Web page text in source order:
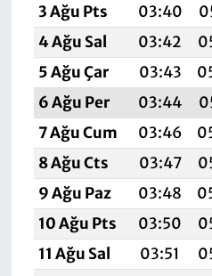
3 Ağu Pts
03:40
4 Ağu Sal
03:42
5 Ağu Çar
03:43
6 Ağu Per
03:44
7 Ağu Cum
03:46
8 Ağu Cts
03:47
9 Ağu Paz
03:48
10 Ağu Pts
03:50
11 Ağu Sal
03:51